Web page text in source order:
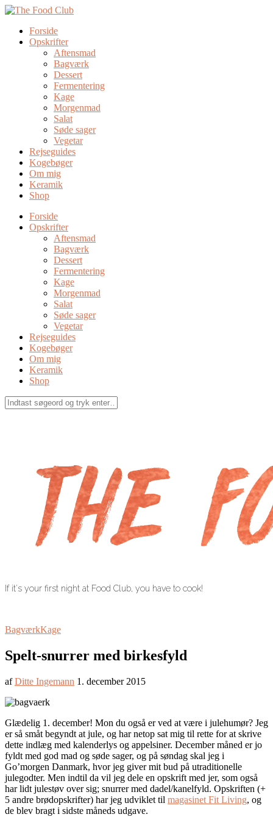
Forside
Opskrifter
Aftensmad
Bagværk
Dessert
Fermentering
Kage
Morgenmad
Salat
Søde sager
Vegetar
Rejseguides
Kogebøger
Om mig
Keramik
Shop
Forside
Opskrifter
Aftensmad
Bagværk
Dessert
Fermentering
Kage
Morgenmad
Salat
Søde sager
Vegetar
Rejseguides
Kogebøger
Om mig
Keramik
Shop
If it's your first night at Food Club, you have to cook!
BagværkKage
Spelt-snurrer med birkesfyld
afDitte Ingemann 1. december 2015
Glædelig 1. december! Mon du også er ved at være i julehumør? Jeg
er så småt begyndt at jule, og har netop sat mig til rette for at skrive
dette indlæg med kalenderlys og appelsiner. December måned er jo
fyldt med god mad og søde sager, og på søndag skal jeg i
Go’morgen Danmark, hvor jeg giver mit bud på utraditionelle
julegodter. Men indtil da vil jeg dele en opskrift med jer, som også
har lidt julestøv over sig; snurrer med dadel/kanelfyld. Opskriften (+
5 andre brødopskrifter) har jeg udviklet til magasinet Fit Living, og
de blev bragt i sidste måneds udgave.